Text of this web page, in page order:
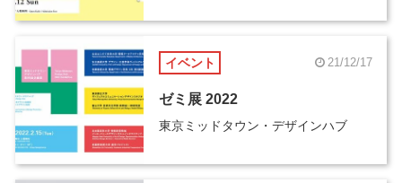
イベント 21/12/17
ゼミ展 2022
東京ミッドタウン・デザインハブ